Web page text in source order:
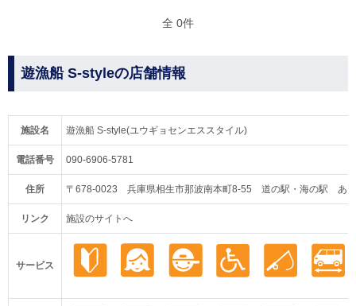
全 0件
遊漁船 S-styleの店舗情報
施設名 遊漁船 S-style(ユウギョセンエススタイル)
電話番号 090-6906-5781
住所 〒678-0023 兵庫県相生市那波南本町8-55 道の駅・海の駅 あい
リンク 施設のサイトへ
サービス